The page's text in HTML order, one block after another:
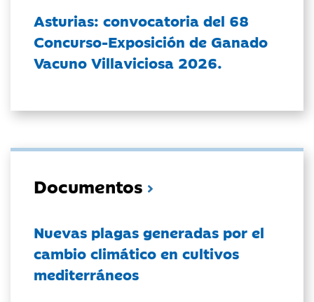
Asturias: convocatoria del 68
Concurso-Exposición de Ganado
Vacuno Villaviciosa 2026.
Documentos
Nuevas plagas generadas por el
cambio climático en cultivos
mediterráneos